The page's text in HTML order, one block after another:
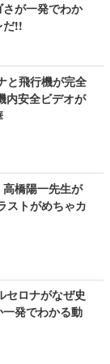
が一発でわか
だ!!
と飛行機が完全
内安全ビデオが
高橋陽一先生が
ストがめちゃカ
セロナがなぜ史
発でわかる動